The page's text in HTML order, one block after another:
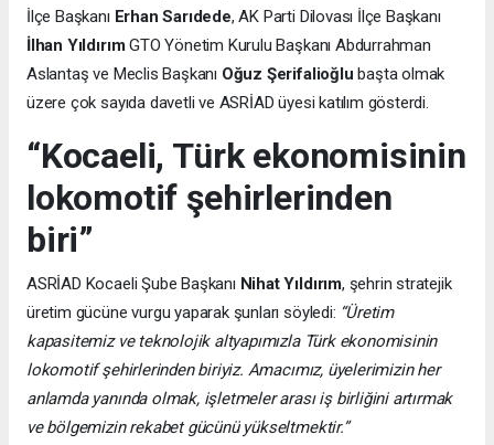
İlçe Başkanı Erhan Sarıdede, AK Parti Dilovası İlçe Başkanı
İlhan YıldırımGTO Yönetim Kurulu Başkanı Abdurrahman
Aslantaş ve Meclis Başkanı Oğuz Şerifalioğlu başta olmak
üzere çok sayıda davetli ve ASRİAD üyesi katılım gösterdi.
“Kocaeli, Türk ekonomisinin
lokomotif şehirlerinden
biri”
ASRİAD Kocaeli Şube Başkanı Nihat Yıldırım, şehrin stratejik
üretim gücüne vurgu yaparak şunları söyledi: “Üretim
kapasitemiz ve teknolojik altyapımızla Türk ekonomisinin
lokomotif şehirlerinden biriyiz. Amacımız, üyelerimizin her
anlamda yanında olmak, işletmeler arası iş birliğini artırmak
ve bölgemizin rekabet gücünü yükseltmektir.”